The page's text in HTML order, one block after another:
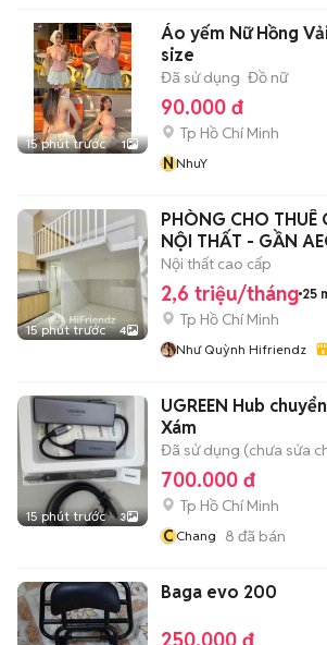
15 phút trước 1
Áo yếm Nữ Hồng
size
Đã sử dụng Đồ nữ
90.000 đ
Tp Hồ Chí Minh
NNhuY
15 phút trước 4
PHÒNG CHO THUÊ
NỘI THẤT - GẦN
Nội thất cao cấp
2,6 triệu/tháng 25
Tp Hồ Chí Minh
Như Quỳnh Hifriendz
15 phút trước 3
UGREEN Hub
Xám
Đã sử dụng (chưa sửa
700.000 đ
Tp Hồ Chí Minh
CChang 8 đã bán
Baga evo 200